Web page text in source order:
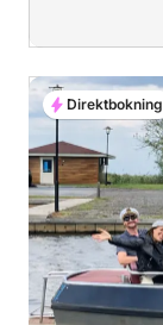
Direktbokning